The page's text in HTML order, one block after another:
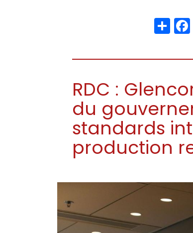
RDC :
du
standards
production